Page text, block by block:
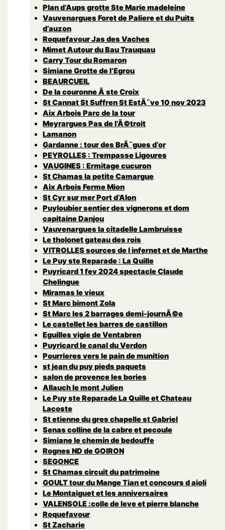
Plan d’Aups grotte Ste Marie madeleine
Vauvenargues Foret de Paliere et du Puits
d’auzon
Roquefavour Jas des Vaches
Mimet Autour du Bau Trauquau
Carry Tour du Romaron
Simiane Grotte de l’Egrou
BEAURCUEIL
De la couronne Ã ste Croix
St Cannat St Suffren St EstÃ¨ve 10 nov 2023
Aix Arbois Parc de la tour
Meyrargues Pas de l’Ã©troit
Lamanon
Gardanne : tour des BrÃ¨gues d’or
PEYROLLES : Trempasse Ligoures
VAUGINES : Ermitage cucuron
St Chamas la petite Camargue
Aix Arbois Ferme Mion
St Cyr sur mer Port d’Alon
Puyloubier sentier des vignerons et dom
capitaine Danjou
Vauvenargues la citadelle Lambruisse
Le tholonet gateau des rois
VITROLLES sources de l infernet et de Marthe
Le Puy ste Reparade : La Quille
Puyricard 1 fev 2024 spectacle Claude
Chelingue
Miramas le vieux
St Marc bimont Zola
St Marc les 2 barrages demi-journÃ©e
Le castellet les barres de castillon
Eguilles vigie de Ventabren
Puyricard le canal du Verdon
Pourrieres vers le pain de munition
st jean du puy pieds paquets
salon de provence les bories
Allauch le mont Julien
Le Puy ste Reparade La Quille et Chateau
Lacoste
St etienne du gres chapelle st Gabriel
Senas colline de la cabre et pecoule
Simiane le chemin de bedouffe
Rognes ND de GOIRON
SEGONCE
St Chamas circuit du patrimoine
GOULT tour du Mange Tian et concours d aioli
Le Montaiguet et les anniversaires
VALENSOLE :colle de leve et pierre blanche
Roquefavour
St Zacharie